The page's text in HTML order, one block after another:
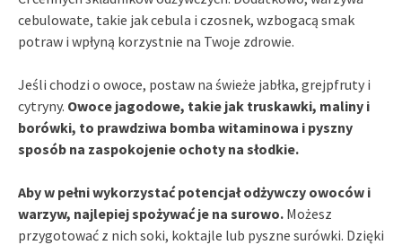
cebulowate, takie jak cebula i czosnek, wzbogacą smak
potraw i wpłyną korzystnie na Twoje zdrowie.
Jeśli chodzi o owoce, postaw na świeże jabłka, grejpfruty i
cytryny. Owoce jagodowe, takie jak truskawki, maliny i
borówki, to prawdziwa bomba witaminowa i pyszny
sposób na zaspokojenie ochoty na słodkie.
Aby w pełni wykorzystać potencjał odżywczy owoców i
warzyw, najlepiej spożywać je na surowo. Możesz
przygotować z nich soki, koktajle lub pyszne surówki. Dzięki